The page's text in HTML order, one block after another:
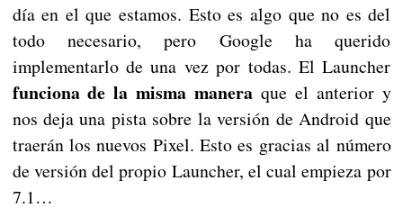
día en el que estamos. Esto es algo que no es del
todo necesario, pero Google ha querido
implementarlo de una vez por todas. El Launcher
funciona de la misma manera que el anterior y
nos deja una pista sobre la versión de Android que
traerán los nuevos Pixel. Esto es gracias al número
de versión del propio Launcher, el cual empieza por
7.1…